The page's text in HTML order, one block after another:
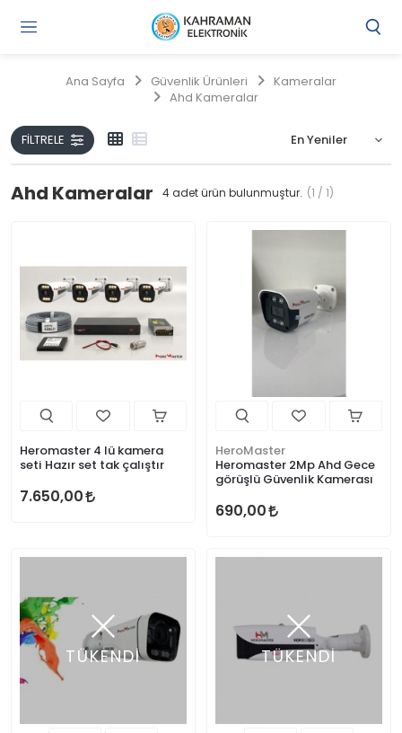
Ana Sayfa Güvenlik Ürünleri
Kameralar
Ahd Kameralar
FILTRELE
Ahd Kameralar 4 adet ürün bulunmuştur. (1 / 1)
Heromaster 4 lü kamera
seti Hazır set tak çalıştır
7.650,00
HeroMaster
Heromaster 2Mp Ahd Gece
görüşlü Güvenlik Kamerası
690,00
TÜKENDİ TÜKENDİ